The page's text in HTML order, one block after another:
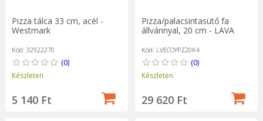
Pizza tálca 33 cm, acél -
Westmark
Kód: 32922270
(0)
Készleten
5 140 Ft
Pizza/palacsintasütő fa
állvánnyal, 20 cm - LAVA
Kód: LVECOYPZ20K4
(0)
Készleten
29 620 Ft